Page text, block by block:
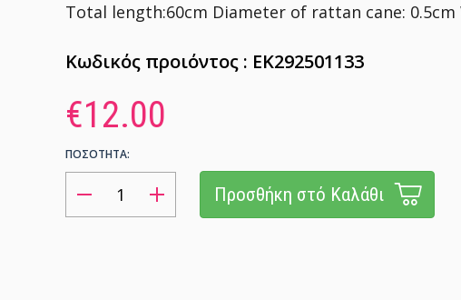
Total length:60cm Diameter of rattan cane: 0.5cm
Κωδικός προιόντος : EK292501133
€12.00
ΠΟΣΟΤΗΤΑ:
Προσθήκη στό Καλάθι